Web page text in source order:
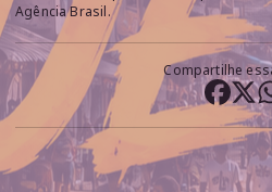
Agência Brasil.
Compartilhe